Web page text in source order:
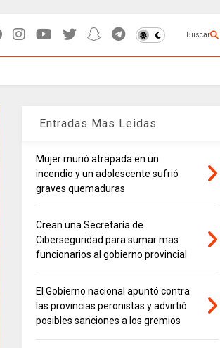
Buscar
Entradas Mas Leidas
Mujer murió atrapada en un
incendio y un adolescente sufrió
graves quemaduras
Crean una Secretaría de
Ciberseguridad para sumar mas
funcionarios al gobierno provincial
El Gobierno nacional apuntó contra
las provincias peronistas y advirtió
posibles sanciones a los gremios